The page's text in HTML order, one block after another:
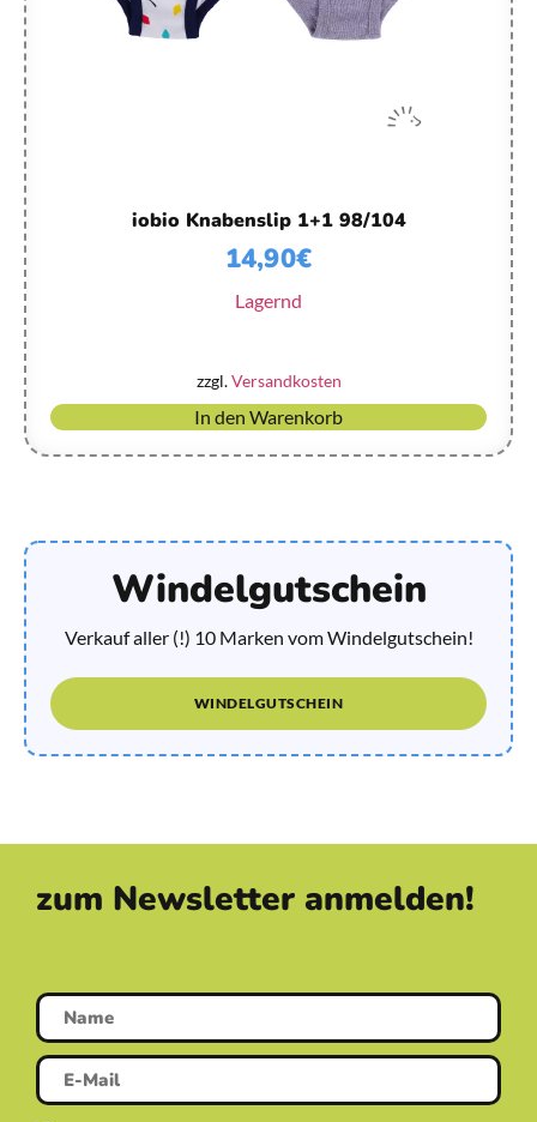
iobio Knabenslip 1+1 98/104
14,90€
Lagernd
zzgl.Versandkosten
In den Warenkorb
Windelgutschein
Verkauf aller (!) 10 Marken vom Windelgutschein!
WINDELGUTSCHEIN
zum Newsletter anmelden!